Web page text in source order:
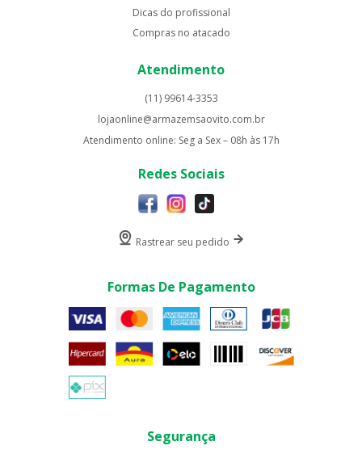
Dicas do profissional
Compras no atacado
Atendimento
(11) 99614-3353
lojaonline@armazemsaovito.com.br
Atendimento online: Seg a Sex – 08h às 17h
Redes Sociais
Rastrear seu pedido
Formas De Pagamento
Segurança